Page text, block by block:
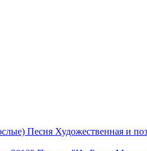
Песня Художественная и